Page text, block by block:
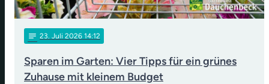
notes 23. Juli 2026 14:12
Sparen im Garten: Vier Tipps für ein grünes
Zuhause mit kleinem Budget